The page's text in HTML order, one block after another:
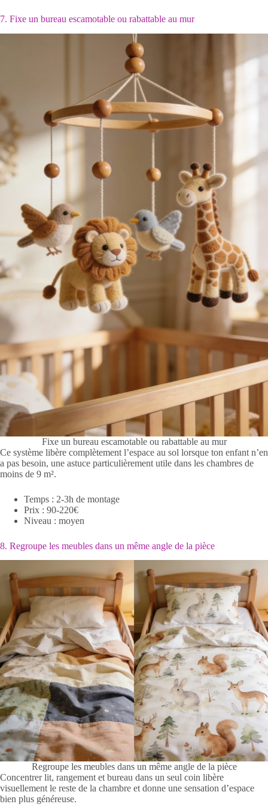
7. Fixe un bureau escamotable ou rabattable au mur
Fixe un bureau escamotable ou rabattable au mur
Ce système libère complètement l’espace au sol lorsque ton enfant n’en
a pas besoin, une astuce particulièrement utile dans les chambres de
moins de 9 m².
Temps : 2-3h de montage
Prix : 90-220€
Niveau : moyen
8. Regroupe les meubles dans un même angle de la pièce
Regroupe les meubles dans un même angle de la pièce
Concentrer lit, rangement et bureau dans un seul coin libère
visuellement le reste de la chambre et donne une sensation d’espace
bien plus généreuse.